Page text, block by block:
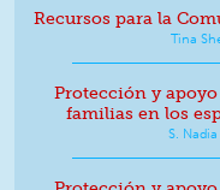
Recursos para la
Tina
Protección y
familias en los
S.